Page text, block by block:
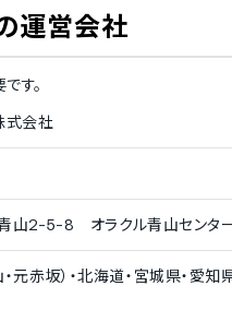
運営会社
す。
式会社
山2-5-8 オラクル青山センタ
元赤坂）・北海道・宮城県・愛知